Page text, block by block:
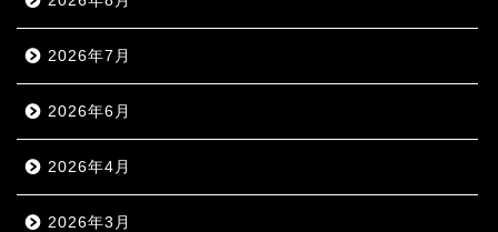
2026年7月
2026年6月
2026年4月
2026年3月